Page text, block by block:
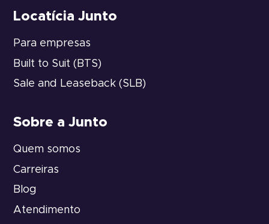
Locatícia Junto
Para empresas
Built to Suit (BTS)
Sale and Leaseback (SLB)
Sobre a Junto
Quem somos
Carreiras
Blog
Atendimento